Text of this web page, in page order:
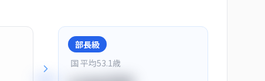
部長級
国 平均53.1歳